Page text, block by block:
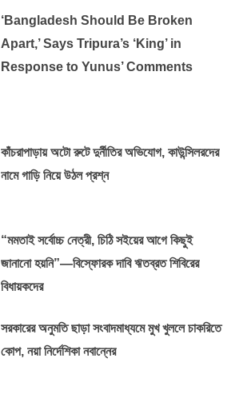
‘Bangladesh Should Be Broken
Apart,’ Says Tripura’s ‘King’ in
Response to Yunus’ Comments
কাঁচরাপাড়ায় অটো রুটে দুর্নীতির অভিযোগ, কাউন্সিলরদের
নামে গাড়ি নিয়ে উঠল প্রশ্ন
“মমতাই সর্বোচ্চ নেত্রী, চিঠি সইয়ের আগে কিছুই
জানানো হয়নি”—বিস্ফোরক দাবি ঋতব্রত শিবিরের
বিধায়কদের
সরকারের অনুমতি ছাড়া সংবাদমাধ্যমে মুখ খুললে চাকরিতে
কোপ, নয়া নির্দেশিকা নবান্নের